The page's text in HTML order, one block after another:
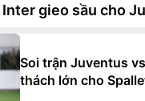
gieo sầu cho
Soi trận Juventus
thách lớn cho